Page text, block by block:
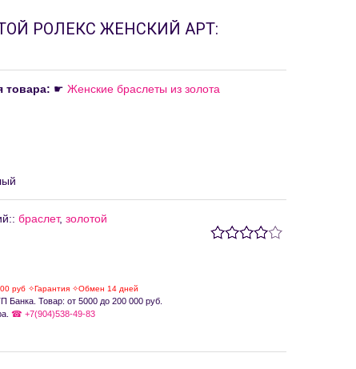
РОЛЕКС ЖЕНСКИЙ АРТ:
товара: ☛ Женские браслеты из золота
: браслет, золотой
руб ✧Гарантия ✧Обмен 14 дней
Банка. Товар: от 5000 до 200 000 руб.
☎ +7(904)538-49-83